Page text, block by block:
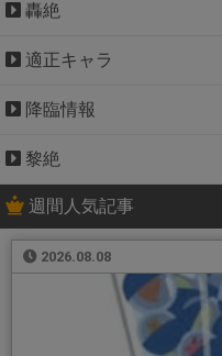
轟絶
適正キャラ
降臨情報
黎絶
週間人気記事
2026.08.08